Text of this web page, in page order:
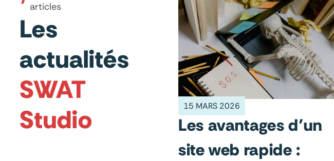
articles
Les
actualités
SWAT
Studio
15 MARS 2026
Les avantages d’un
site web rapide :